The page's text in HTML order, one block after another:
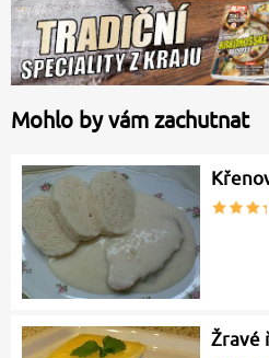
Mohlo by vám zachutnat
Žravé